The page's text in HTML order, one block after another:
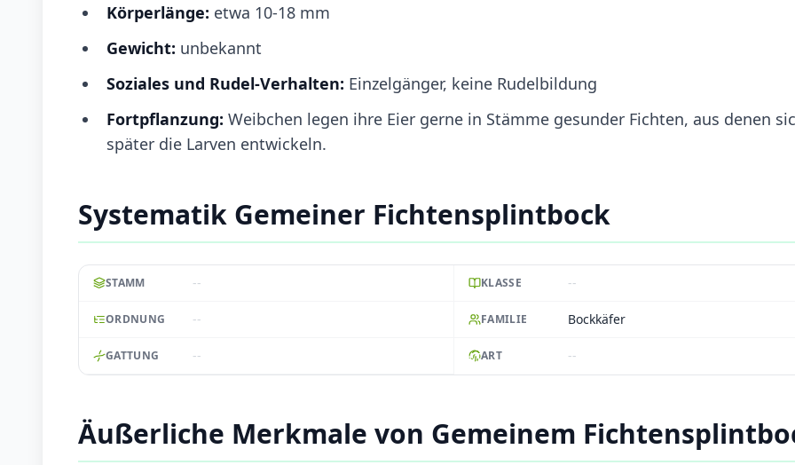
Körperlänge: etwa 10-18 mm
Gewicht: unbekannt
Soziales und Rudel-Verhalten: Einzelgänger, keine Rudelbildung
Fortpflanzung: Weibchen legen ihre Eier gerne in Stämme gesunder Fichten, aus denen
später die Larven entwickeln.
Systematik Gemeiner Fichtensplintbock
STAMM -- KLASSE --
ORDNUNG -- FAMILIE Bockkäfer
GATTUNG -- ART --
Äußerliche Merkmale von Gemeinem